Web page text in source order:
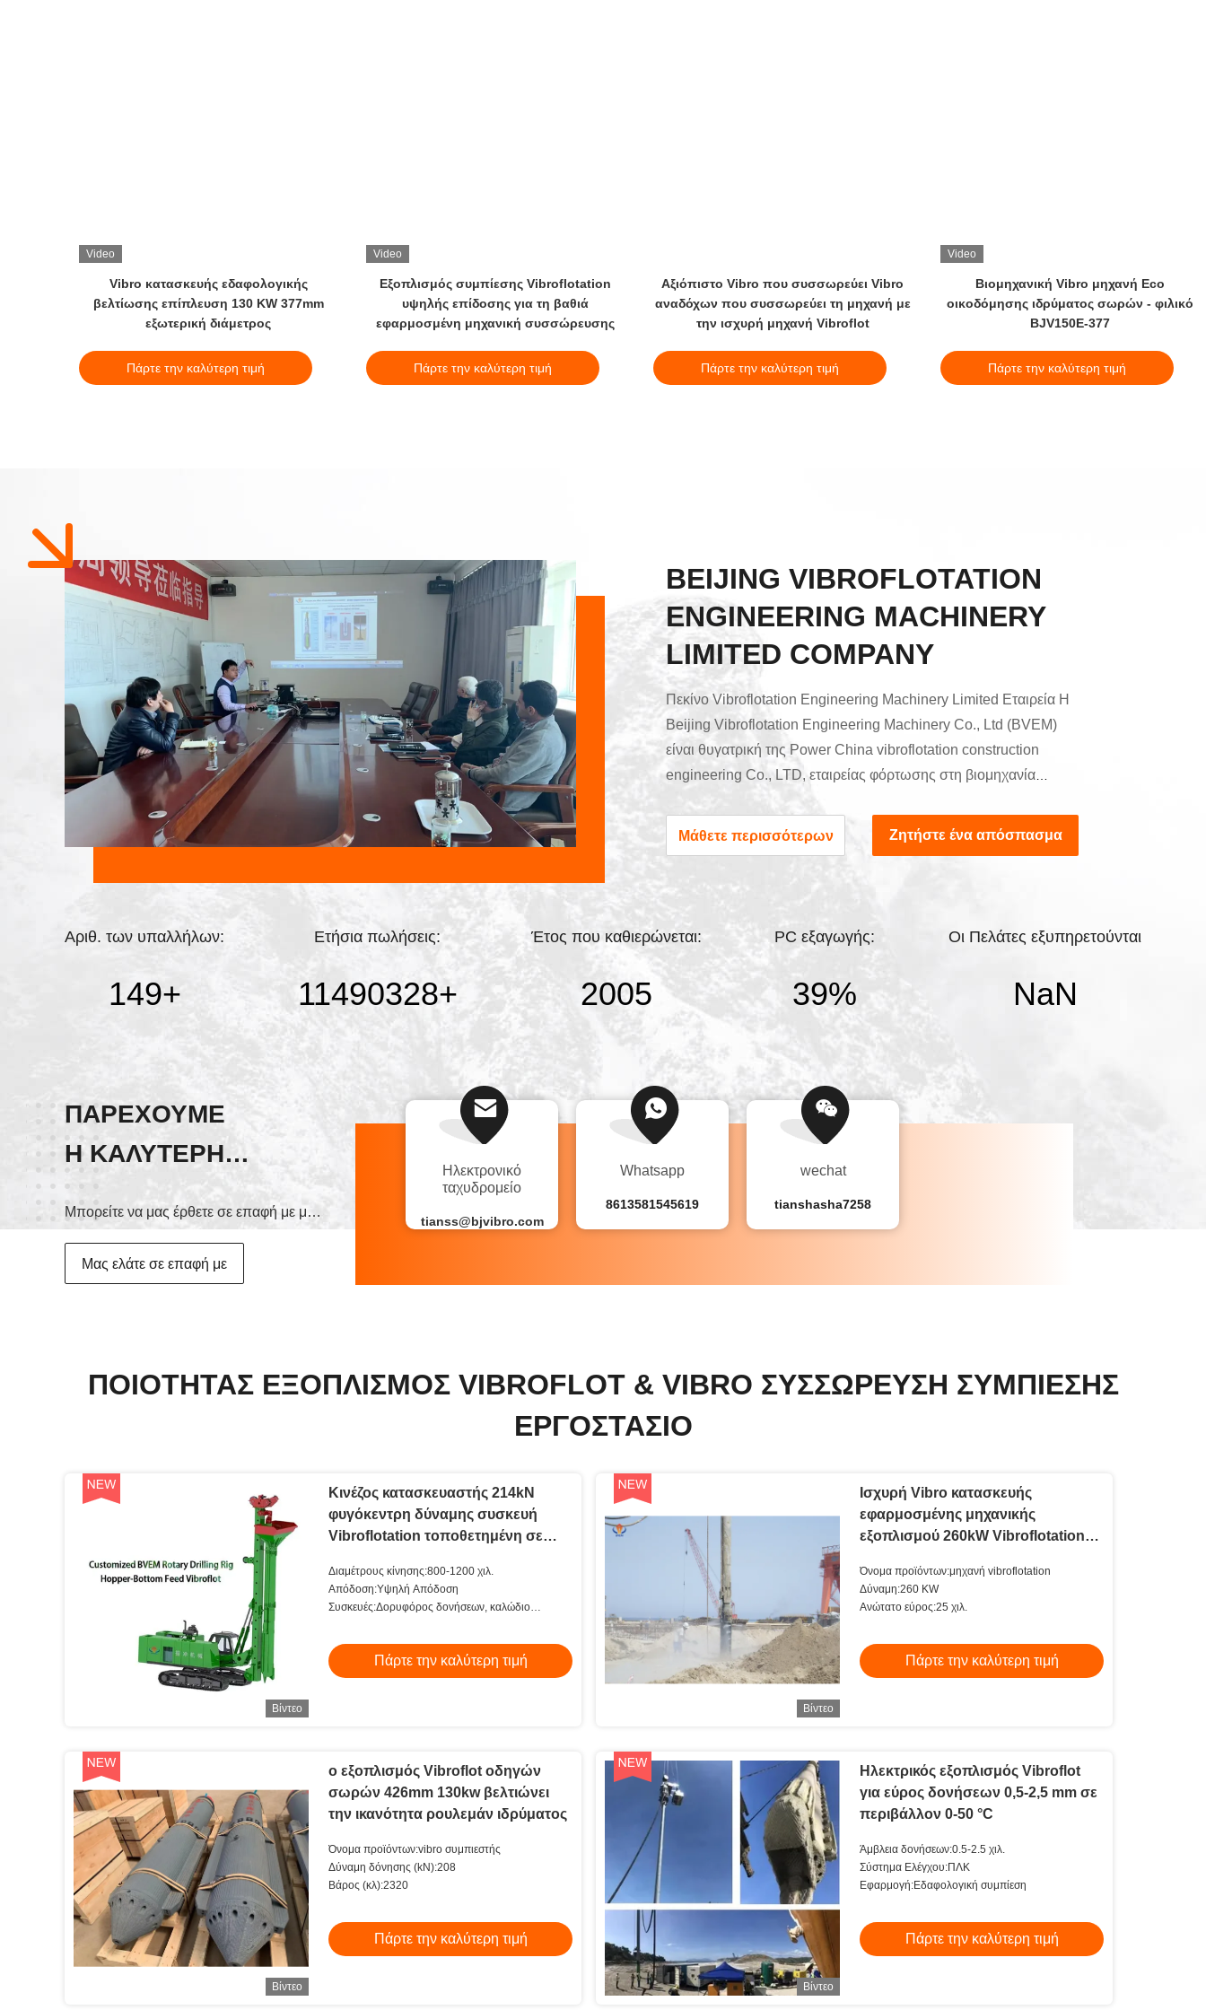
Video
Vibro κατασκευής εδαφολογικής
βελτίωσης επίπλευση 130 KW 377mm
εξωτερική διάμετρος
Πάρτε την καλύτερη τιμή
Video
Εξοπλισμός συμπίεσης Vibroflotation
υψηλής επίδοσης για τη βαθιά
εφαρμοσμένη μηχανική συσσώρευσης
Πάρτε την καλύτερη τιμή
Αξιόπιστο Vibro που συσσωρεύει Vibro
αναδόχων που συσσωρεύει τη μηχανή με
την ισχυρή μηχανή Vibroflot
Πάρτε την καλύτερη τιμή
Video
Βιομηχανική Vibro μηχανή Eco
οικοδόμησης ιδρύματος σωρών - φιλικό
BJV150E-377
Πάρτε την καλύτερη τιμή
BEIJING VIBROFLOTATION
ENGINEERING MACHINERY
LIMITED COMPANY
Πεκίνο Vibroflotation Engineering Machinery Limited Εταιρεία Η
Beijing Vibroflotation Engineering Machinery Co., Ltd (BVEM)
είναι θυγατρική της Power China vibroflotation construction
engineering Co., LTD, εταιρείας φόρτωσης στη βιομηχανία
vibroflotation της Κίνας.Ως ηγέτης των πλήρων συστημάτων
ανάπτυξης και παραγωγής εξοπλισμού vibroflot στην ΚίναΗ
δονητών.είναι επίσης μια κινεζική μάρκα που αντιμετωπίζει τον
Μάθετε περισσότερων Ζητήστε ένα απόσπασμα
Αριθ. των υπαλλήλων:
150+
Ετήσια πωλήσεις:
11500000+
Έτος που καθιερώνεται:
2007
PC εξαγωγής:
40%
Οι Πελάτες εξυπηρετούνται
NaN
ΠΑΡΕΧΟΥΜΕ
Η ΚΑΛΥΤΕΡΗ
ΥΠΗΡΕΣΙΑ!
Μπορείτε να μας έρθετε σε επαφή με με τους διάφορους τρόπους
Μας ελάτε σε επαφή με
Ηλεκτρονικό
ταχυδρομείο
tianss@bjvibro.com
Whatsapp
8613581545619
wechat
tianshasha7258
ΠΟΙΌΤΗΤΑΣ ΕΞΟΠΛΙΣΜΌΣ VIBROFLOT & VIBRO ΣΥΣΣΏΡΕΥΣΗ ΣΥΜΠΊΕΣΗΣ
ΕΡΓΟΣΤΆΣΙΟ
Βίντεο
Κινέζος κατασκευαστής 214kN
φυγόκεντρη δύναμης συσκευή
Vibroflotation τοποθετημένη σε
σύστημα ισχύος
Διαμέτρους κίνησης:800-1200 χιλ.
Απόδοση:Υψηλή Απόδοση
Συσκευές:Δορυφόρος δονήσεων, καλώδιο
Πάρτε την καλύτερη τιμή
Βίντεο
Ισχυρή Vibro κατασκευής
εφαρμοσμένης μηχανικής
εξοπλισμού 260kW Vibroflotation
Όνομα προϊόντων:μηχανή vibroflotation
Δύναμη:260 KW
Ανώτατο εύρος:25 χιλ.
Πάρτε την καλύτερη τιμή
Βίντεο
ο εξοπλισμός Vibroflot οδηγών
σωρών 426mm 130kw βελτιώνει
την ικανότητα ρουλεμάν ιδρύματος
Όνομα προϊόντων:vibro συμπιεστής
Δύναμη δόνησης (kN):208
Βάρος (κλ):2320
Πάρτε την καλύτερη τιμή
Βίντεο
Ηλεκτρικός εξοπλισμός Vibroflot
για εύρος δονήσεων 0,5-2,5 mm σε
περιβάλλον 0-50 °C
Άμβλεια δονήσεων:0.5-2.5 χιλ.
Σύστημα Ελέγχου:ΠΛΚ
Εφαρμογή:Εδαφολογική συμπίεση
Πάρτε την καλύτερη τιμή